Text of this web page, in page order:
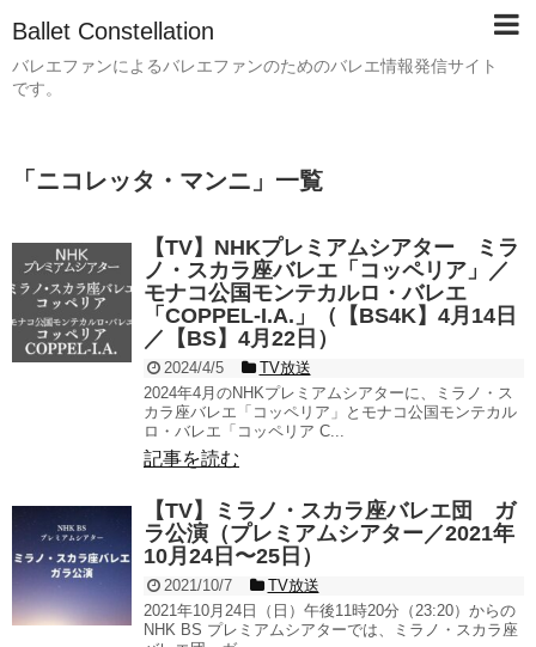
Ballet Constellation
バレエファンによるバレエファンのためのバレエ情報発信サイト
です。
「 ニコレッタ・マンニ 」 一覧
【TV】NHKプレミアムシアター ミラ
ノ・スカラ座バレエ「コッペリア」／
モナコ公国モンテカルロ・バレエ
「COPPEL-I.A.」（【BS4K】4月14日
／【BS】4月22日）
2024/4/5
TV放送
2024年4月のNHKプレミアムシアターに、ミラノ・ス
カラ座バレエ「コッペリア」とモナコ公国モンテカル
ロ・バレエ「コッペリア C...
記事を読む
【TV】ミラノ・スカラ座バレエ団 ガ
ラ公演（プレミアムシアター／2021年
10月24日〜25日）
2021/10/7
TV放送
2021年10月24日（日）午後11時20分（23:20）からの
NHK BS プレミアムシアターでは、ミラノ・スカラ座